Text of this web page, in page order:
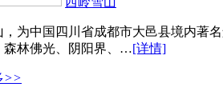
中国四川省成都市大邑县境内著名
森林佛光、阴阳界、…[详情]
>>